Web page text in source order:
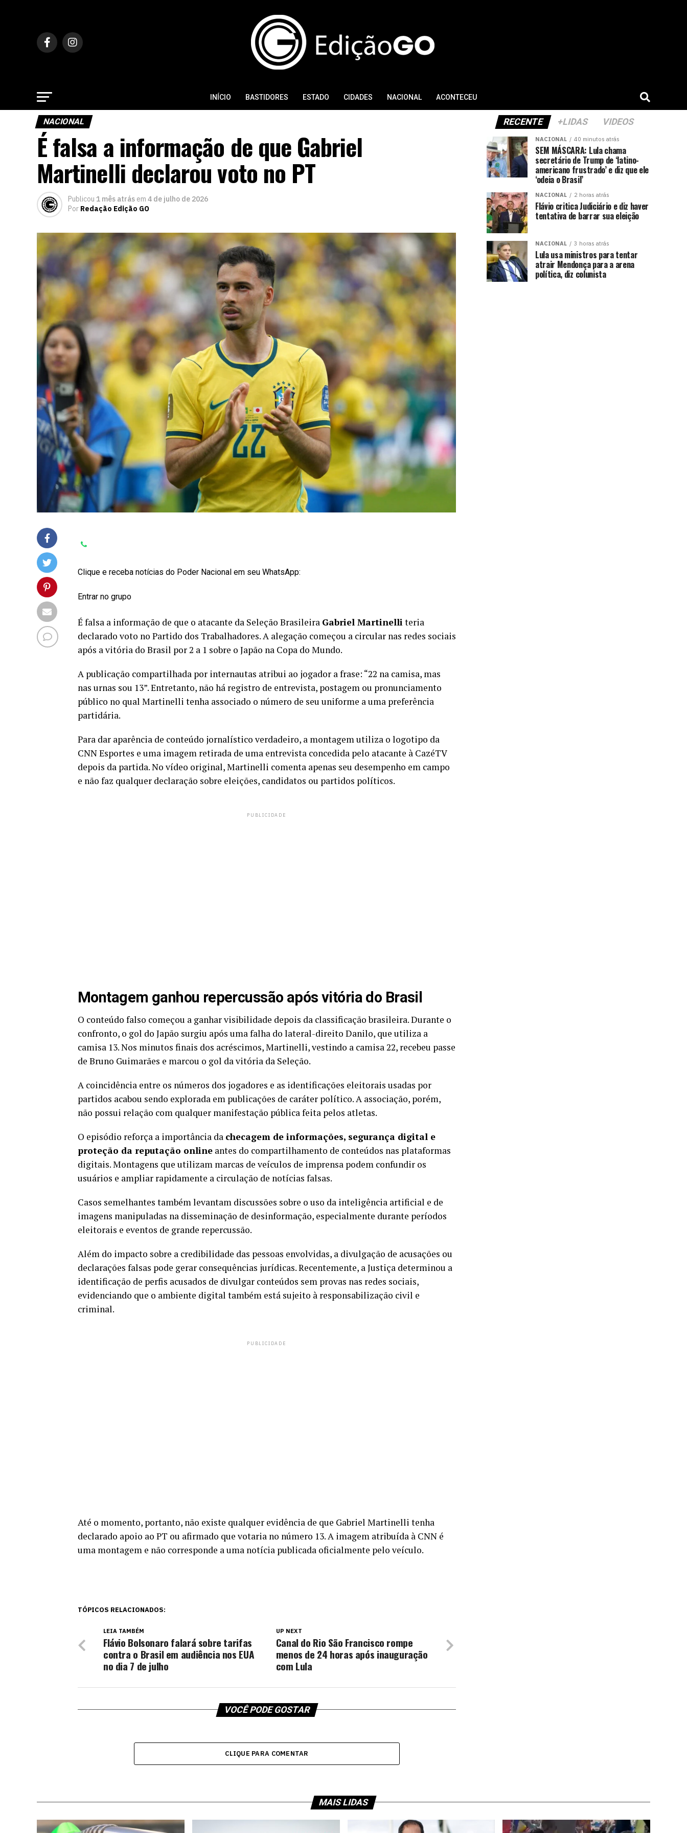
INÍCIO BASTIDORES ESTADO CIDADES NACIONAL ACONTECEU
NACIONAL
É falsa a informação de que Gabriel
Martinelli declarou voto no PT
Publicou1 mês atrásem4 de julho de 2026
PorRedação Edição GO
Clique e receba notícias do Poder Nacional em seu WhatsApp:
Entrar no grupo
É falsa a informação de que o atacante da Seleção Brasileira Gabriel Martinelliteria
declarado voto no Partido dos Trabalhadores. A alegação começou a circular nas redes sociais
após a vitória do Brasil por 2 a 1 sobre o Japão na Copa do Mundo.
A publicação compartilhada por internautas atribui ao jogador a frase: “22 na camisa, mas
nas urnas sou 13”. Entretanto, não há registro de entrevista, postagem ou pronunciamento
público no qual Martinelli tenha associado o número de seu uniforme a uma preferência
partidária.
Para dar aparência de conteúdo jornalístico verdadeiro, a montagem utiliza o logotipo da
CNN Esportes e uma imagem retirada de uma entrevista concedida pelo atacante à CazéTV
depois da partida. No vídeo original, Martinelli comenta apenas seu desempenho em campo
e não faz qualquer declaração sobre eleições, candidatos ou partidos políticos.
PUBLICIDADE
Montagem ganhou repercussão após vitória do Brasil
O conteúdo falso começou a ganhar visibilidade depois da classificação brasileira. Durante o
confronto, o gol do Japão surgiu após uma falha do lateral-direito Danilo, que utiliza a
camisa 13. Nos minutos finais dos acréscimos, Martinelli, vestindo a camisa 22, recebeu passe
de Bruno Guimarães e marcou o gol da vitória da Seleção.
A coincidência entre os números dos jogadores e as identificações eleitorais usadas por
partidos acabou sendo explorada em publicações de caráter político. A associação, porém,
não possui relação com qualquer manifestação pública feita pelos atletas.
O episódio reforça a importância da checagem de informações, segurança digital e
proteção da reputação online antes do compartilhamento de conteúdos nas plataformas
digitais. Montagens que utilizam marcas de veículos de imprensa podem confundir os
usuários e ampliar rapidamente a circulação de notícias falsas.
Casos semelhantes também levantam discussões sobre o uso da inteligência artificial e de
imagens manipuladas na disseminação de desinformação, especialmente durante períodos
eleitorais e eventos de grande repercussão.
Além do impacto sobre a credibilidade das pessoas envolvidas, a divulgação de acusações ou
declarações falsas pode gerar consequências jurídicas. Recentemente, a Justiça determinou a
identificação de perfis acusados de divulgar conteúdos sem provas nas redes sociais,
evidenciando que o ambiente digital também está sujeito à responsabilização civil e
criminal.
PUBLICIDADE
Até o momento, portanto, não existe qualquer evidência de que Gabriel Martinelli tenha
declarado apoio ao PT ou afirmado que votaria no número 13. A imagem atribuída à CNN é
uma montagem e não corresponde a uma notícia publicada oficialmente pelo veículo.
TÓPICOS RELACIONADOS:
UP NEXT
Canal do Rio São Francisco rompe
menos de 24 horas após inauguração
com Lula
LEIA TAMBÉM
Flávio Bolsonaro falará sobre tarifas
contra o Brasil em audiência nos EUA
no dia 7 de julho
VOCÊ PODE GOSTAR
CLIQUE PARA COMENTAR
RECENTE +LIDAS VIDEOS
NACIONAL 40 minutos atrás
SEM MÁSCARA: Lula chama
secretário de Trump de ‘latino-
americano frustrado’ e diz que ele
‘odeia o Brasil’
NACIONAL 2 horas atrás
Flávio critica Judiciário e diz haver
tentativa de barrar sua eleição
NACIONAL 3 horas atrás
Lula usa ministros para tentar
atrair Mendonça para a arena
política, diz colunista
MAIS LIDAS